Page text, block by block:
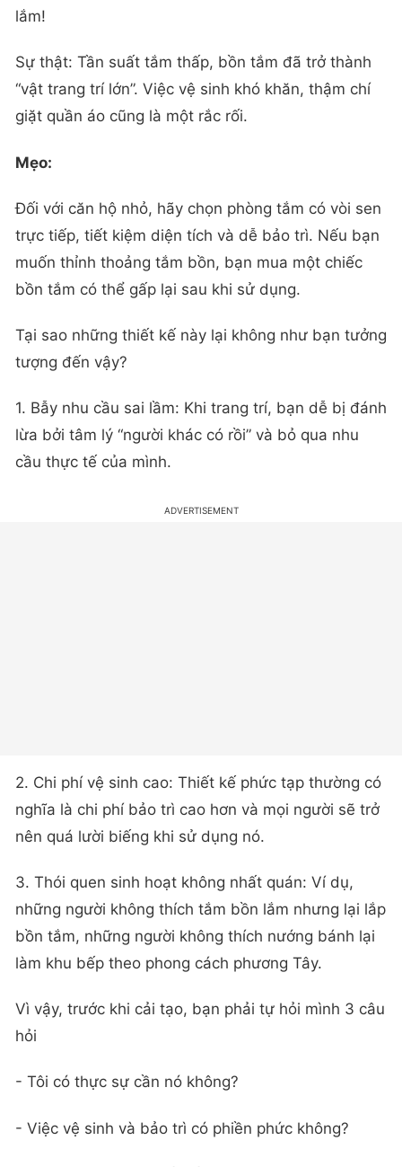
lắm!
Sự thật: Tần suất tắm thấp, bồn tắm đã trở thành
“vật trang trí lớn”. Việc vệ sinh khó khăn, thậm chí
giặt quần áo cũng là một rắc rối.
Mẹo:
Đối với căn hộ nhỏ, hãy chọn phòng tắm có vòi sen
trực tiếp, tiết kiệm diện tích và dễ bảo trì. Nếu bạn
muốn thỉnh thoảng tắm bồn, bạn mua một chiếc
bồn tắm có thể gấp lại sau khi sử dụng.
Tại sao những thiết kế này lại không như bạn tưởng
tượng đến vậy?
1. Bẫy nhu cầu sai lầm: Khi trang trí, bạn dễ bị đánh
lừa bởi tâm lý “người khác có rồi” và bỏ qua nhu
cầu thực tế của mình.
2. Chi phí vệ sinh cao: Thiết kế phức tạp thường có
nghĩa là chi phí bảo trì cao hơn và mọi người sẽ trở
nên quá lười biếng khi sử dụng nó.
3. Thói quen sinh hoạt không nhất quán: Ví dụ,
những người không thích tắm bồn lắm nhưng lại lắp
bồn tắm, những người không thích nướng bánh lại
làm khu bếp theo phong cách phương Tây.
Vì vậy, trước khi cải tạo, bạn phải tự hỏi mình 3 câu
hỏi
- Tôi có thực sự cần nó không?
- Việc vệ sinh và bảo trì có phiền phức không?